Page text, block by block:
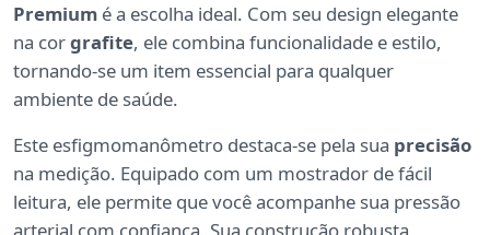
Premium é a escolha ideal. Com seu design elegante
na corgrafite, ele combina funcionalidade e estilo,
tornando-se um item essencial para qualquer
ambiente de saúde.
Este esfigmomanômetro destaca-se pela sua precisão
na medição. Equipado com um mostrador de fácil
leitura, ele permite que você acompanhe sua pressão